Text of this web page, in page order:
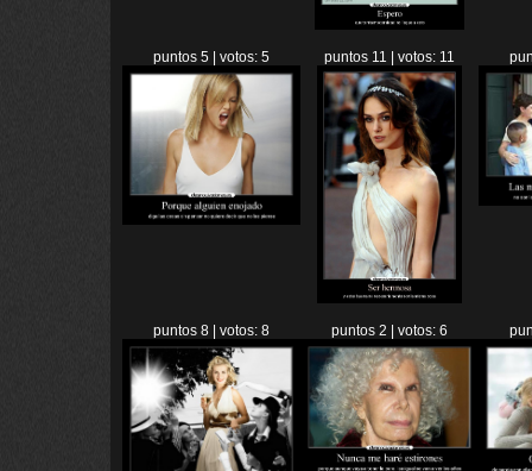
puntos 5 | votos: 5 puntos 11 | votos: 11
puntos 8 | votos: 8 puntos 2 | votos: 6